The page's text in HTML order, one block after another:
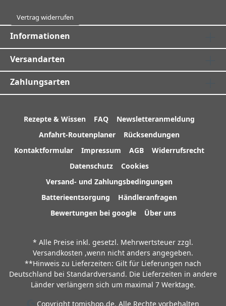
Vertrag widerrufen
Informationen
Versandarten
Zahlungsarten
Rezepte & Wissen FAQ
Newsletteranmeldung
Anfahrt-Routenplaner
Rücksendungen
Kontaktformular
Impressum AGB
Widerrufsrecht
Datenschutz
Cookies
Versand- und Zahlungsbedingungen
Batterieentsorgung
Händleranfragen
Bewertungen bei google
Über uns
* Alle Preise inkl. gesetzl. Mehrwertsteuer zzgl.
Versandkosten ,wenn nicht anders angegeben.
**Hinweis zu Lieferzeiten: Gilt für Lieferungen nach
Deutschland bei Standardversand. Die Lieferzeiten in andere
Länder verlängern sich um maximal 7 Werktage.
Copyright tomishop.de. Alle Rechte vorbehalten